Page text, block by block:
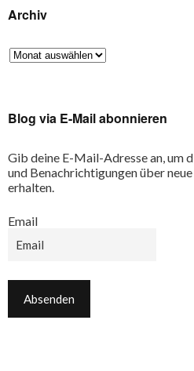
Archiv
Blog via E-Mail abonnieren
Gib deine E-Mail-Adresse an, um
und Benachrichtigungen über
erhalten.
Email